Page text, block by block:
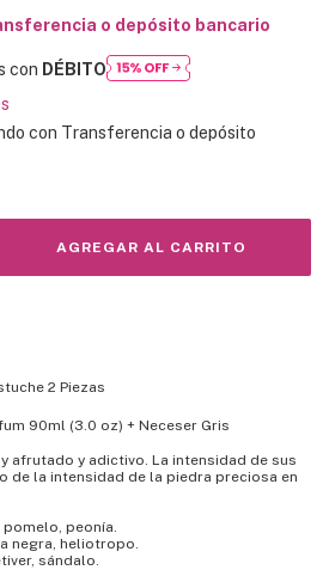
o depósito bancario
con DÉBITO
con Transferencia o depósito
2 Piezas
90ml (3.0 oz) + Neceser Gris
afrutado y adictivo. La intensidad de sus
de la intensidad de la piedra preciosa en
peonía.
negra, heliotropo.
sándalo.